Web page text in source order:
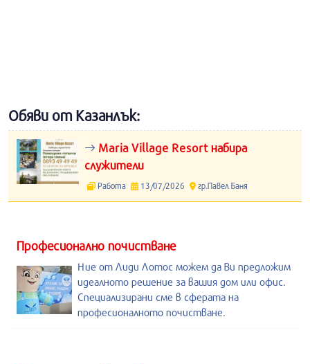
Обяви от Казанлък:
Maria Village Resort набира
служители
Работа 13/07/2026 гр.Павел Баня
Професионално почистване
Ние от Лиди Лотос можем да Ви предложим
идеалното решение за вашия дом или офис.
Специализирани сме в сферата на
професионалното почистване.